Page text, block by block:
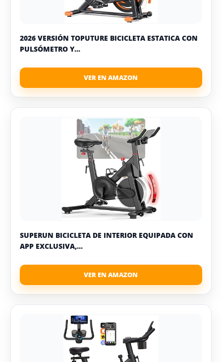
2026 VERSIÓN TOPUTURE BICICLETA ESTATICA CON
PULSÓMETRO Y...
SUPERUN BICICLETA DE INTERIOR EQUIPADA CON
APP EXCLUSIVA,...